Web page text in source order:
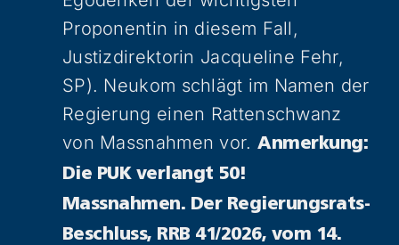
Proponentin in diesem Fall,
Justizdirektorin Jacqueline Fehr,
SP). Neukom schlägt im Namen der
Regierung einen Rattenschwanz
von Massnahmen vor. Anmerkung:
Die PUK verlangt 50!
Massnahmen. Der Regierungsrats-
Beschluss, RRB 41/2026, vom 14.